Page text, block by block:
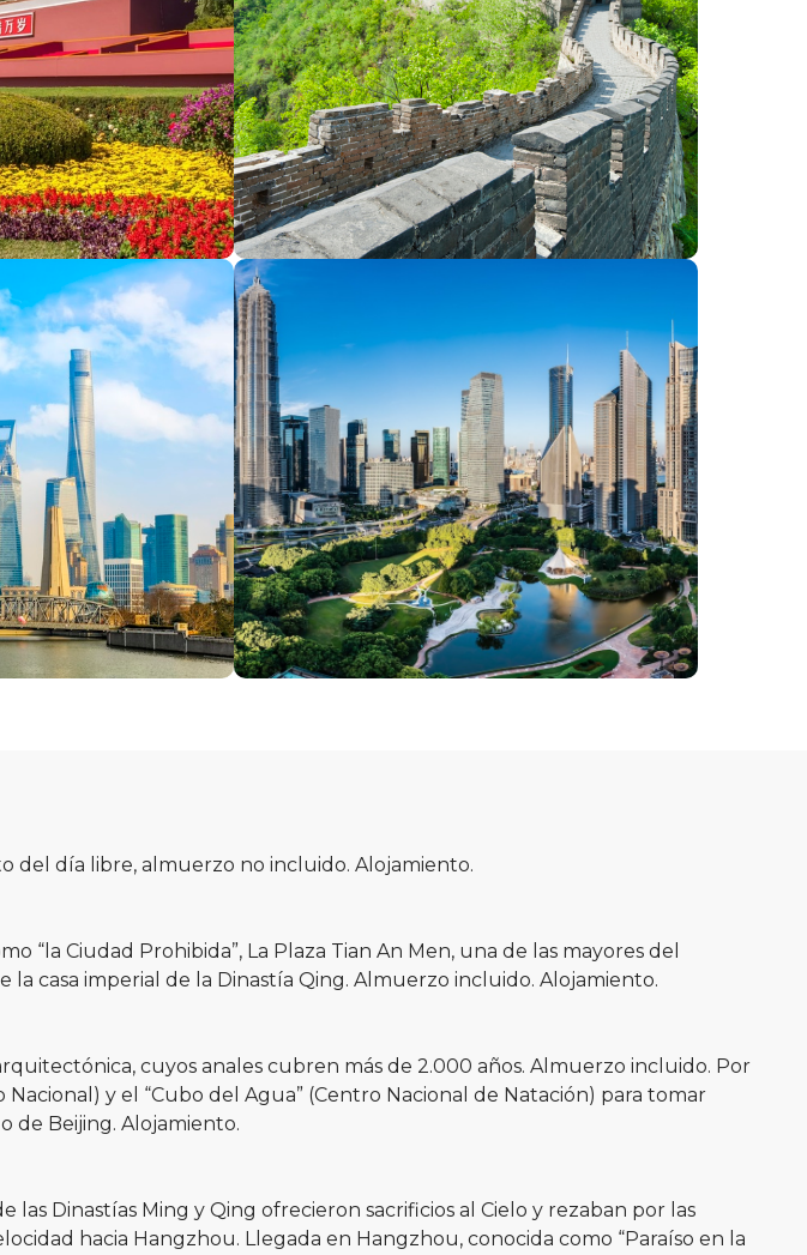
del día libre, almuerzo no incluido. Alojamiento.
“la Ciudad Prohibida”, La Plaza Tian An Men, una de las mayores del
casa imperial de la Dinastía Qing. Almuerzo incluido. Alojamiento.
cuyos anales cubren más de 2.000 años. Almuerzo incluido. Por
y el “Cubo del Agua” (Centro Nacional de Natación) para tomar
de Beijing. Alojamiento.
Dinastías Ming y Qing ofrecieron sacrificios al Cielo y rezaban por las
hacia Hangzhou. Llegada en Hangzhou, conocida como “Paraíso en la